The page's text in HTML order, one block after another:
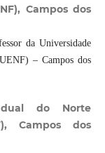
Campos dos
da Universidade
– Campos dos
do Norte
Campos dos